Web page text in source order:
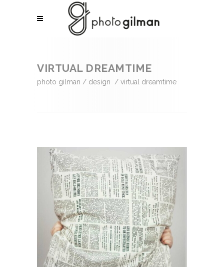
VIRTUAL DREAMTIME
photo gilman / design / virtual dreamtime